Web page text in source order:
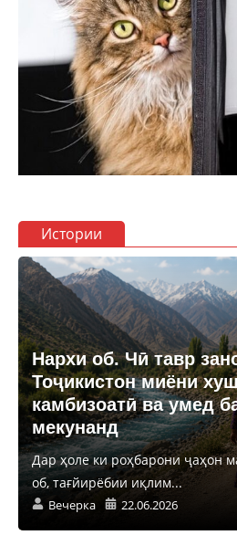
Истории
Нархи об. Чӣ тавр
Тоҷикистон миёни
камбизоатӣ ва умед
мекунанд
Дар ҳоле ки роҳбарони ҷаҳон
об, тағйирёбии иқлим...
Вечерка 22.06.2026